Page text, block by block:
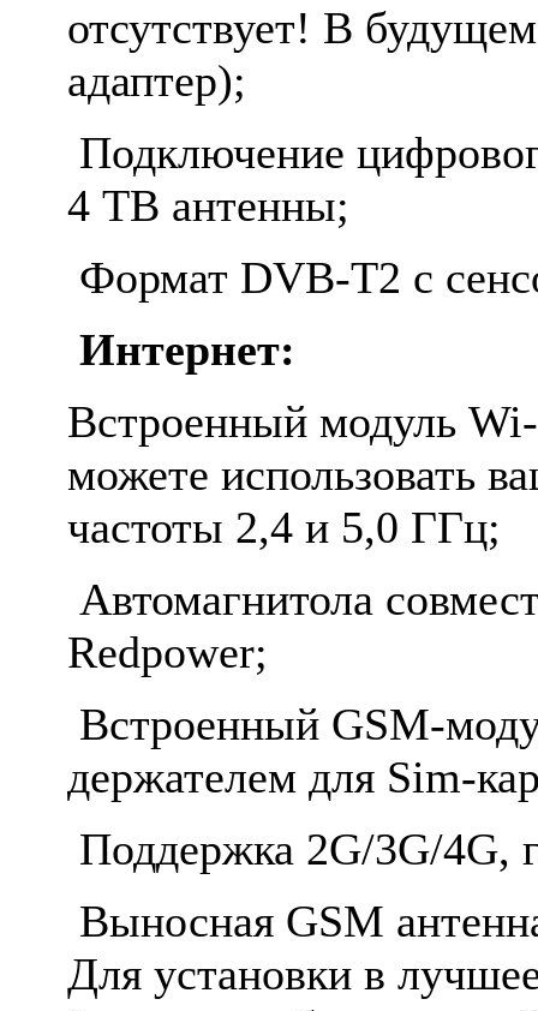
отсутствует! В
адаптер);
Подключение
4 ТВ антенны;
Формат DVB-T2 с
Интернет:
Встроенный модуль
можете использовать
частоты 2,4 и 5,0 ГГц;
Автомагнитола
Redpower;
Встроенный GSM-
держателем для Sim-
Поддержка 2G/3G/4G,
Выносная GSM
Для установки в